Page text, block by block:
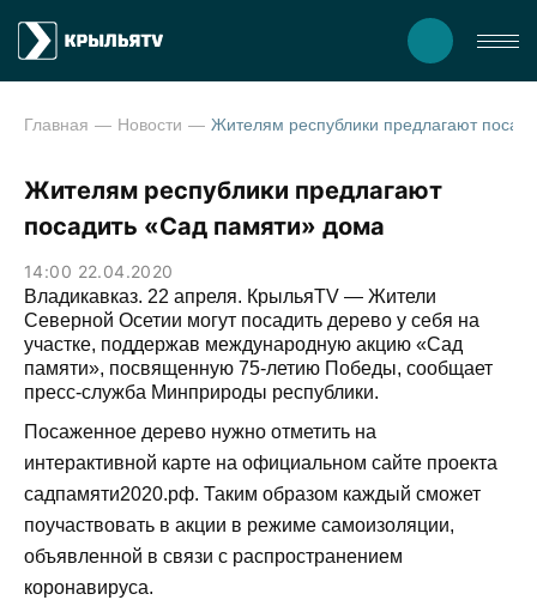
Главная Новости
Жителям республики предлагают
посадить «Сад памяти» дома
14:00 22.04.2020
Владикавказ. 22 апреля. КрыльяTV — Жители
Северной Осетии могут посадить дерево у себя на
участке, поддержав международную акцию «Сад
памяти», посвященную 75-летию Победы, сообщает
пресс-служба Минприроды республики.
Посаженное дерево нужно отметить на
интерактивной карте на официальном сайте проекта
садпамяти2020.рф. Таким образом каждый сможет
поучаствовать в акции в режиме самоизоляции,
объявленной в связи с распространением
коронавируса.